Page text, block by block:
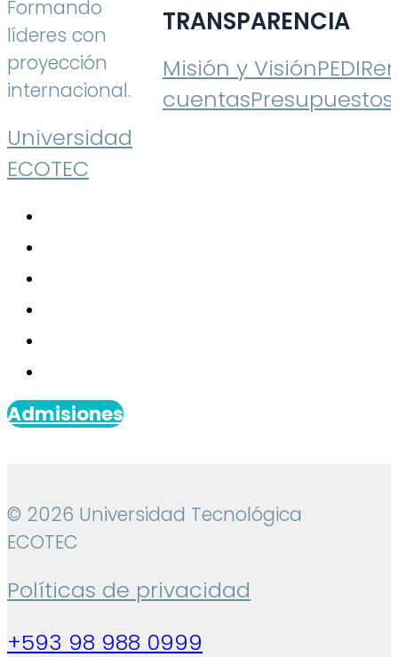
Formando
líderes con
proyección
internacional.
Universidad
ECOTEC
Admisiones
TRANSPARENCIA
Misión y VisiónPEDI
cuentasPresupuestos
© 2026 Universidad Tecnológica
ECOTEC
Políticas de privacidad
+593 98 988 0999